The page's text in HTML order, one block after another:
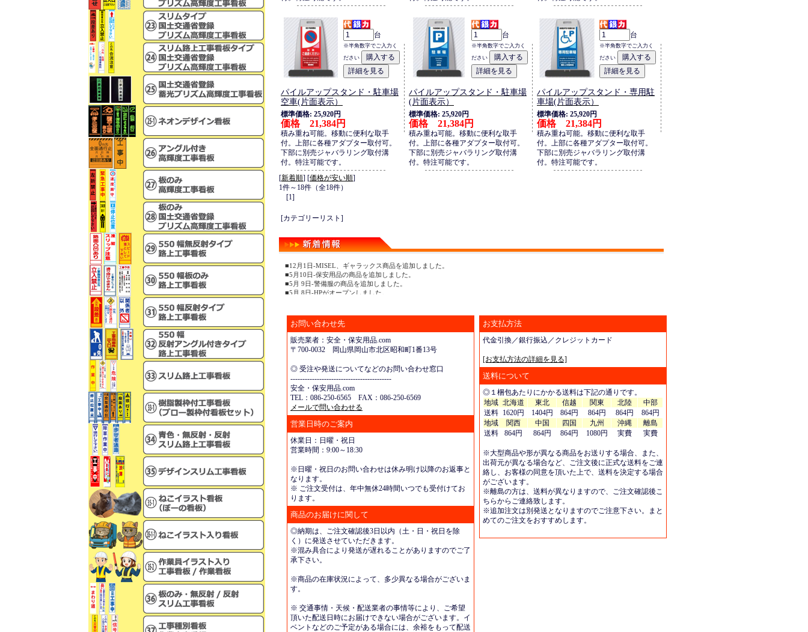
台
※半角数字でご入力く
ださい
パイルアップスタンド・駐車場
空車(片面表示）
標準価格: 25,920円
価格 21,384円
積み重ね可能。移動に便利な取手
付。上部に各種アダプター取付可。
下部に別売ジャバラリング取付溝
付。特注可能です。
台
※半角数字でご入力く
ださい
パイルアップスタンド・駐車場
(片面表示）
標準価格: 25,920円
価格 21,384円
積み重ね可能。移動に便利な取手
付。上部に各種アダプター取付可。
下部に別売ジャバラリング取付溝
付。特注可能です。
台
※半角数字でご入力く
ださい
パイルアップスタンド・専用駐
車場(片面表示）
標準価格: 25,920円
価格 21,384円
積み重ね可能。移動に便利な取手
付。上部に各種アダプター取付可。
下部に別売ジャバラリング取付溝
付。特注可能です。
[新着順] [価格が安い順]
1件～18件（全18件）
[1]
[カテゴリーリスト]
■12月1日-MISEL、ギャラックス商品を追加しました。
■5月10日-保安用品の商品を追加しました。
■5月 9日-警備服の商品を追加しました。
■5月 8日-HPがオープンしました。
お問い合わせ先
販売業者：安全・保安用品.com
〒700-0032 岡山県岡山市北区昭和町1番13号
◎ 受注や発送についてなどのお問い合わせ窓口
------------------------------------------
安全・保安用品.com
TEL：086-250-6565 FAX：086-250-6569
メールで問い合わせる
営業日時のご案内
休業日：日曜・祝日
営業時間：9:00～18:30
※日曜・祝日のお問い合わせは休み明け以降のお返事と
なります。
※ ご注文受付は、年中無休24時間いつでも受付けてお
ります。
商品のお届けに関して
◎納期は、ご注文確認後3日以内（土・日・祝日を除
く）に発送させていただきます。
※混み具合により発送が遅れることがありますのでご了
承下さい。
※商品の在庫状況によって、多少異なる場合がございま
す。
※ 交通事情・天候・配送業者の事情等により、ご希望
頂いた配送日時にお届けできない場合がございます。イ
ベントなどのご予定がある場合には、余裕をもって配送
お支払方法
代金引換／銀行振込／クレジットカード
[お支払方法の詳細を見る]
送料について
◎１梱包あたりにかかる送料は下記の通りです。
地域 北海道 東北 信越 関東 北陸
中部
送料
1620円 1404円 864円 864円 864円
864円
地域
関西 中国 四国 九州 沖縄
離島
送料
864円 864円 864円 1080円 実費 実費
※大型商品や形が異なる商品をお送りする場合、また、
出荷元が異なる場合など、ご注文後に正式な送料をご連
絡し、お客様の同意を頂いた上で、送料を決定する場合
がございます。
※離島の方は、送料が異なりますので、ご注文確認後こ
ちらからご連絡致します。
※追加注文は別発送となりますのでご注意下さい。まと
めてのご注文をおすすめします。